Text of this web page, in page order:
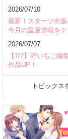
2026/07/10
最新！スターツ出
今月の重版情報を
2026/07/07
【7/7】野いちご編
作品UP！
トピックス